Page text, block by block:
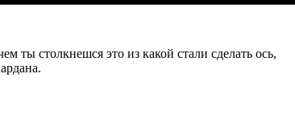
ты столкнешся это из какой стали сделать ось,